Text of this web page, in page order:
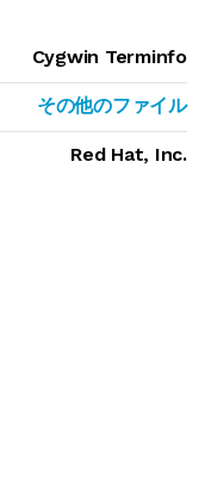
Cygwin Terminfo
その他のファイル
Red Hat, Inc.